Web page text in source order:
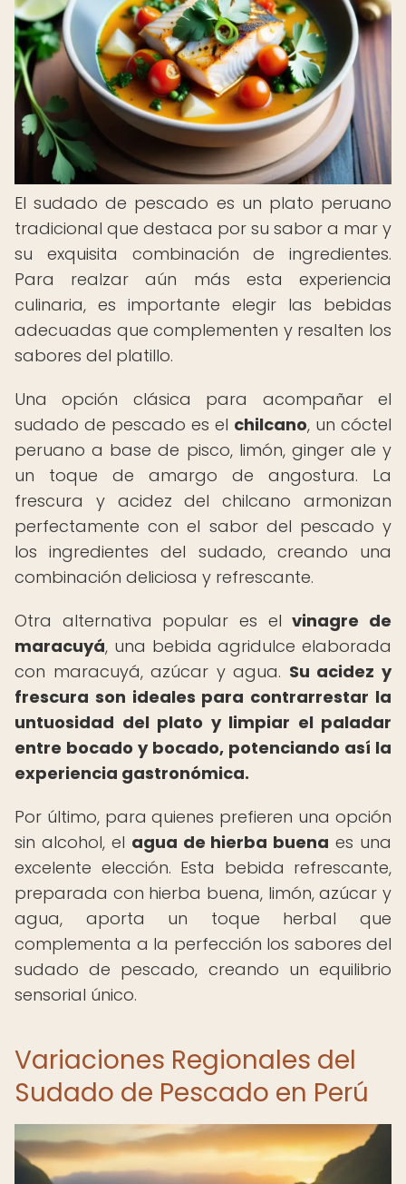
El sudado de pescado es un plato peruano
tradicional que destaca por su sabor a mar y
su exquisita combinación de ingredientes.
Para realzar aún más esta experiencia
culinaria, es importante elegir las bebidas
adecuadas que complementen y resalten los
sabores del platillo.
Una opción clásica para acompañar el
sudado de pescado es el chilcano, un cóctel
peruano a base de pisco, limón, ginger ale y
un toque de amargo de angostura. La
frescura y acidez del chilcano armonizan
perfectamente con el sabor del pescado y
los ingredientes del sudado, creando una
combinación deliciosa y refrescante.
Otra alternativa popular es elvinagre de
maracuyá, una bebida agridulce elaborada
con maracuyá, azúcar y agua. Su acidez y
frescura son ideales para contrarrestar la
untuosidad del plato y limpiar el paladar
entre bocado y bocado, potenciando así la
experiencia gastronómica.
Por último, para quienes prefieren una opción
sin alcohol, el agua de hierba buena es una
excelente elección. Esta bebida refrescante,
preparada con hierba buena, limón, azúcar y
agua, aporta un toque herbal que
complementa a la perfección los sabores del
sudado de pescado, creando un equilibrio
sensorial único.
Variaciones Regionales del
Sudado de Pescado en Perú